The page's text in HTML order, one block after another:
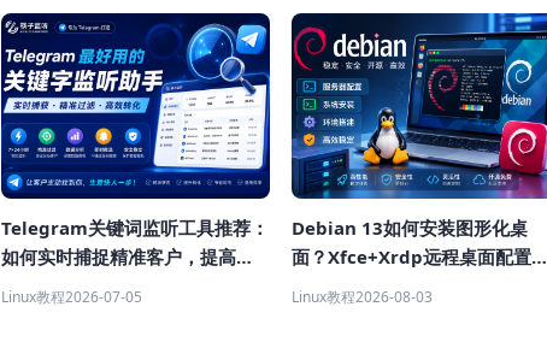
Telegram关键词监听工具推荐：
如何实时捕捉精准客户，提高获
客效率？
Linux教程2026-07-05
Debian 13如何安装图形化桌
面？Xfce+Xrdp远程桌面配置教
程
Linux教程2026-08-03